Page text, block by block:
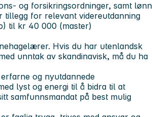
og forsikringsordninger, samt lønn
tillegg for relevant videreutdanning
til kr 40 000 (master)
Hvis du har utenlandsk
unntak av skandinavisk, må du ha
og nyutdannede
lyst og energi til å bidra til at
samfunnsmandat på best mulig